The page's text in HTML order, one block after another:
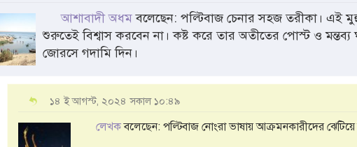
আশাবাদী অধমবলেছেন: পল্টিবাজ চেনার সহজ তরীকা। এই
শুরুতেই বিশ্বাস করবেন না। কষ্ট করে তার অতীতের পোস্ট ও মন্তব্য
জোরসে গদামি দিন।
১৪ ই আগস্ট, ২০২৪ সকাল ১০:৪৯
লেখকবলেছেন: পল্টিবাজ নোংরা ভাষায় আক্রমনকারীদের